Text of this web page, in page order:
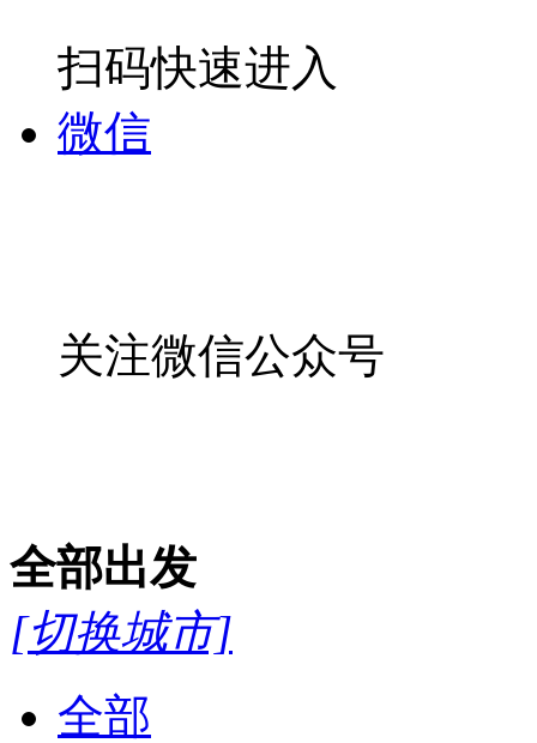
扫码快速进入
微信
关注微信公众号
全部出发
[切换城市]
全部